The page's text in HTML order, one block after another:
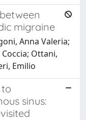
migraine
Anna Valeria;
Coccia; Ottani,
Emilio
sinus: